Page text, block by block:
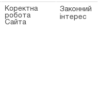
Коректна
робота
Сайта
Законний
інтерес